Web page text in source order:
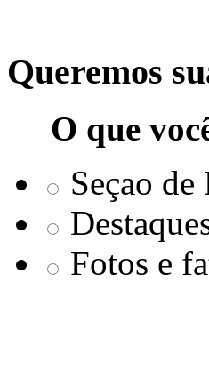
Queremos
O que
Seçao
Fotos e